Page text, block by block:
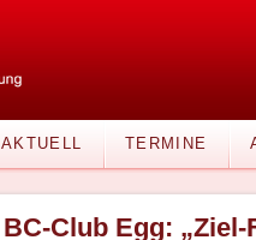
AKTUELL TERMINE
BC-Club Egg: